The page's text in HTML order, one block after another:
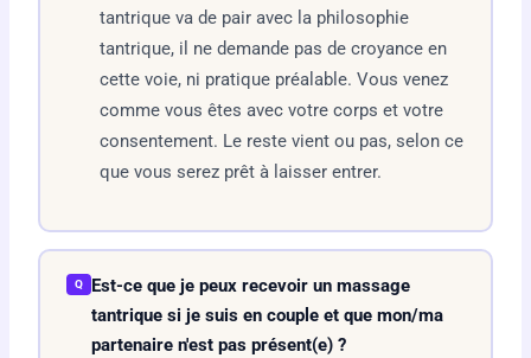
tantrique va de pair avec la philosophie
tantrique, il ne demande pas de croyance en
cette voie, ni pratique préalable. Vous venez
comme vous êtes avec votre corps et votre
consentement. Le reste vient ou pas, selon ce
que vous serez prêt à laisser entrer.
Q
Est-ce que je peux recevoir un massage
tantrique si je suis en couple et que mon/ma
partenaire n'est pas présent(e) ?